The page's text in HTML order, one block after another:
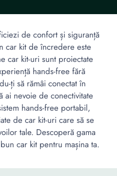
de confort și siguranță
car kit de încredere este
car kit-uri sunt proiectate
hands-free fără
ți să rămâi conectat în
ai nevoie de conectivitate
hands-free portabil,
de car kit-uri care să se
tale. Descoperă gama
car kit pentru mașina ta.